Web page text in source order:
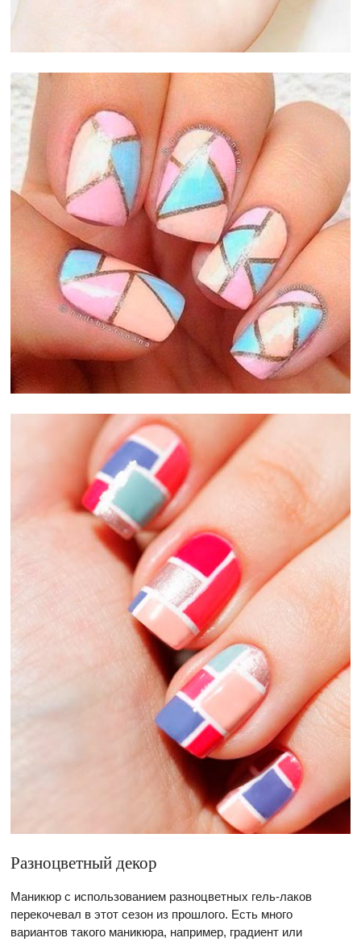
Разноцветный декор
Маникюр с использованием разноцветных гель-лаков
перекочевал в этот сезон из прошлого. Есть много
вариантов такого маникюра, например, градиент или